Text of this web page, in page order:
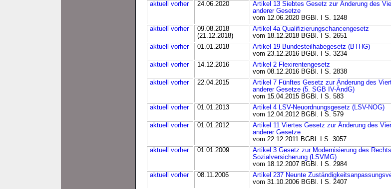
aktuell
vorher 24.06.2020
Artikel 13 Siebtes Gesetz zur Änderung des
anderer Gesetze
vom 12.06.2020 BGBl. I S. 1248
aktuell
vorher
09.08.2018
(21.12.2018)
Artikel 4a Qualifizierungschancengesetz
vom 18.12.2018 BGBl. I S. 2651
aktuell
vorher 01.01.2018
Artikel 19 Bundesteilhabegesetz (BTHG)
vom 23.12.2016 BGBl. I S. 3234
aktuell
vorher 14.12.2016
Artikel 2 Flexirentengesetz
vom 08.12.2016 BGBl. I S. 2838
aktuell
vorher 22.04.2015
Artikel 7 Fünftes Gesetz zur Änderung des
anderer Gesetze (5. SGB IV-ÄndG)
vom 15.04.2015 BGBl. I S. 583
aktuell
vorher 01.01.2013
Artikel 4 LSV-Neuordnungsgesetz (LSV-NOG)
vom 12.04.2012 BGBl. I S. 579
aktuell
vorher 01.01.2012
Artikel 11 Viertes Gesetz zur Änderung des
anderer Gesetze
vom 22.12.2011 BGBl. I S. 3057
aktuell
vorher 01.01.2009
Artikel 3 Gesetz zur Modernisierung des
Sozialversicherung (LSVMG)
vom 18.12.2007 BGBl. I S. 2984
aktuell
vorher 08.11.2006
Artikel 237 Neunte
vom 31.10.2006 BGBl. I S. 2407